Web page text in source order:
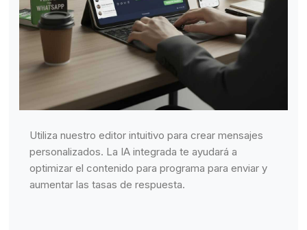
Utiliza nuestro editor intuitivo para crear mensajes
personalizados. La IA integrada te ayudará a
optimizar el contenido para programa para enviar y
aumentar las tasas de respuesta.